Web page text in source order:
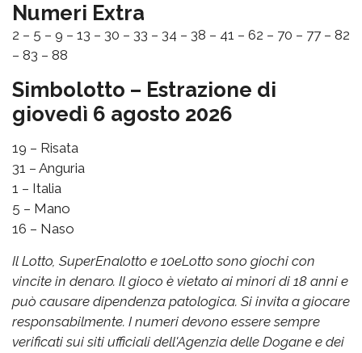
Numeri Extra
2 – 5 – 9 – 13 – 30 – 33 – 34 – 38 – 41 – 62 – 70 – 77 – 82
– 83 – 88
Simbolotto – Estrazione di
giovedì 6 agosto 2026
19 – Risata
31 – Anguria
1 – Italia
5 – Mano
16 – Naso
Il Lotto, SuperEnalotto e 10eLotto sono giochi con
vincite in denaro. Il gioco è vietato ai minori di 18 anni e
può causare dipendenza patologica. Si invita a giocare
responsabilmente. I numeri devono essere sempre
verificati sui siti ufficiali dell'Agenzia delle Dogane e dei